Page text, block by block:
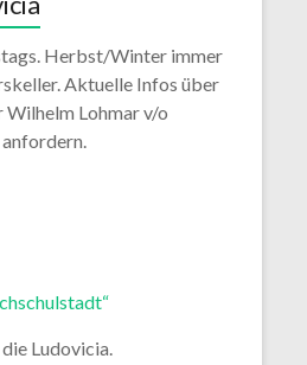
Herbst/Winter immer
Aktuelle Infos über
Lohmar v/o
Ludovicia.